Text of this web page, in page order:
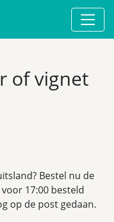
of vignet
Bestel nu de
voor 17:00 besteld
op de post gedaan.